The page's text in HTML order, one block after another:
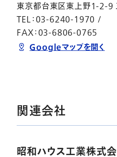
東京都台東区東上野1-2-9
TEL：03-6240-1970 /
FAX：03-6806-0765
Googleマップを開く
関連会社
昭和ハウス工業株式